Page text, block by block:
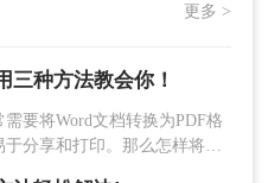
具
用在线工具将Word文档
不需要安装，只需上传
更多 >
种方法教会你！
要将Word文档转换为PDF格
分享和打印。那么怎样将